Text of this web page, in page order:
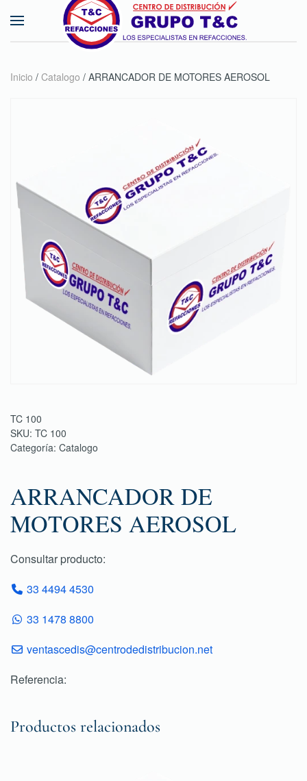
Skip to main content
Inicio / Catalogo / ARRANCADOR DE MOTORES AEROSOL
TC 100
SKU: TC 100
Categoría: Catalogo
ARRANCADOR DE
MOTORES AEROSOL
Consultar producto:
33 4494 4530
33 1478 8800
ventascedis@centrodedistribucion.net
Referencia:
Productos relacionados